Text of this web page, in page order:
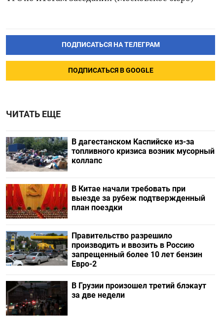
ПОДПИСАТЬСЯ НА ТЕЛЕГРАМ
ПОДПИСАТЬСЯ В GOOGLE
ЧИТАТЬ ЕЩЕ
В дагестанском Каспийске из-за
топливного кризиса возник мусорный
коллапс
В Китае начали требовать при
выезде за рубеж подтвержденный
план поездки
Правительство разрешило
производить и ввозить в Россию
запрещенный более 10 лет бензин
Евро-2
В Грузии произошел третий блэкаут
за две недели